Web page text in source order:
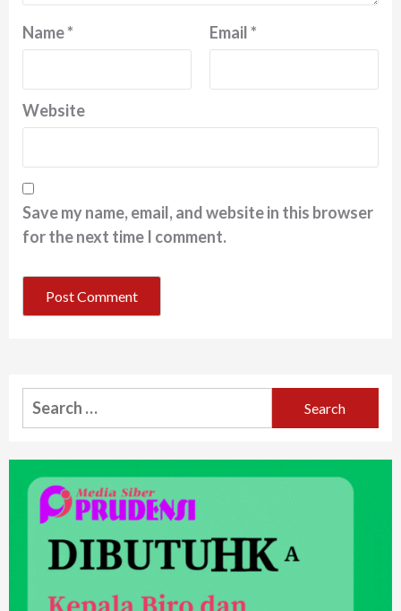
Name* Email*
Website
Save my name, email, and website in this browser
for the next time I comment.